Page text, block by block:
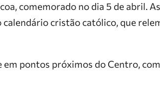
comemorado no dia 5 de abril.
cristão católico, que
pontos próximos do Centro,